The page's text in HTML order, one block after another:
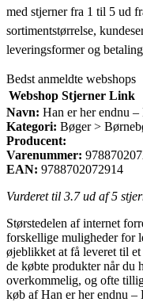
med stjerner fra 1 til 5 ud
sortimentstørrelse,
leveringsformer og
Bedst anmeldte webshops
Webshop Stjerner Link
Navn: Han er her endnu
Kategori: Bøger >
Producent:
Varenummer:
EAN: 9788702072914
Vurderet til 3.7ud af 5
Størstedelen af internet
forskellige muligheder for
øjeblikket at få leveret til
de købte produkter når du
overkommelig, og ofte
køb af Han er her endnu